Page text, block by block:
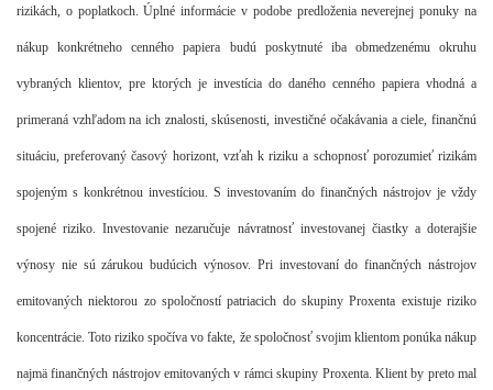
rizikách, o poplatkoch. Úplné informácie v podobe predloženia neverejnej ponuky na
nákup konkrétneho cenného papiera budú poskytnuté iba obmedzenému okruhu
vybraných klientov, pre ktorých je investícia do daného cenného papiera vhodná a
primeraná vzhľadom na ich znalosti, skúsenosti, investičné očakávania a ciele, finančnú
situáciu, preferovaný časový horizont, vzťah k riziku a schopnosť porozumieť rizikám
spojeným s konkrétnou investíciou. S investovaním do finančných nástrojov je vždy
spojené riziko. Investovanie nezaručuje návratnosť investovanej čiastky a doterajšie
výnosy nie sú zárukou budúcich výnosov. Pri investovaní do finančných nástrojov
emitovaných niektorou zo spoločností patriacich do skupiny Proxenta existuje riziko
koncentrácie. Toto riziko spočíva vo fakte, že spoločnosť svojim klientom ponúka nákup
najmä finančných nástrojov emitovaných v rámci skupiny Proxenta. Klient by preto mal